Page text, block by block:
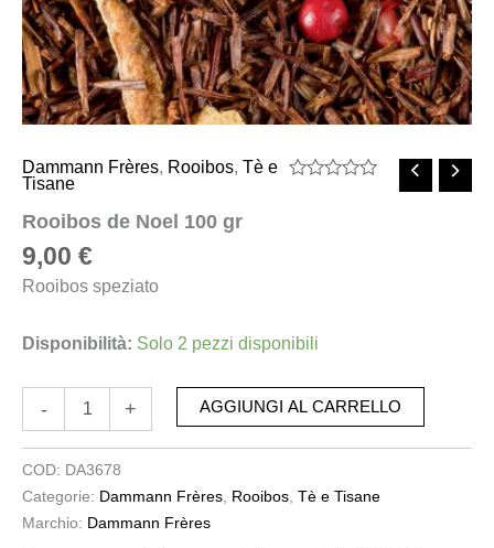
Dammann Frères, Rooibos, Tè e
Tisane
Rooibos de Noel 100 gr
9,00 €
Rooibos speziato
Disponibilità: Solo 2 pezzi disponibili
- + AGGIUNGI AL CARRELLO
COD: DA3678
Categorie: Dammann Frères Rooibos Tè e Tisane
Marchio: Dammann Frères